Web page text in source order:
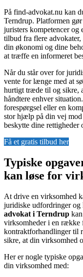
På find-advokat.nu kan
Terndrup. Platformen
juristers kompetencer og
tilbud fra flere
din økonomi og dine
at træffe en informeret
Når du står over for
vente for længe med at
hurtigt træde til og sikre,
håndtere enhver
forespørgsel eller en
stor hjælp på din vej
beskytte dine rettigheder
Få et gratis tilbud her
Typiske
kan løse for
At drive en virksomhed
juridiske udfordringer
advokat i Terndrup
virksomheder i en række
kontraktforhandlinger til
sikre, at din virksomhed
Her er nogle typiske
din virksomhed med: